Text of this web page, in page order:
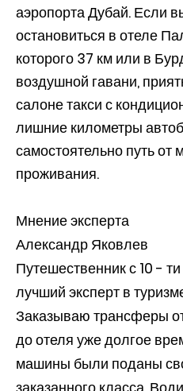
аэропорта Дубай. Если
остановиться в отеле
которого 37 км или в
воздушной гавани,
салоне такси с
лишние километры
самостоятельно путь от
проживания.
Мнение эксперта
Александр Яковлев
Путешественник с 10 -
лучший эксперт в
Заказываю трансферы
до отеля уже долгое
машины были поданы